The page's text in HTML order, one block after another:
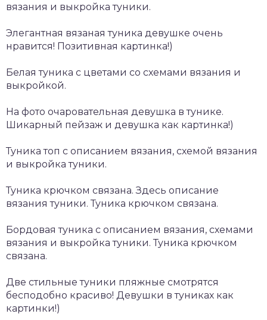
вязания и выкройка туники.
Элегантная вязаная туника девушке очень
нравится! Позитивная картинка!)
Белая туника с цветами со схемами вязания и
выкройкой.
На фото очаровательная девушка в тунике.
Шикарный пейзаж и девушка как картинка!)
Туника топ с описанием вязания, схемой вязания
и выкройка туники.
Туника крючком связана. Здесь описание
вязания туники. Туника крючком связана.
Бордовая туника с описанием вязания, схемами
вязания и выкройка туники. Туника крючком
связана.
Две стильные туники пляжные смотрятся
бесподобно красиво! Девушки в туниках как
картинки!)